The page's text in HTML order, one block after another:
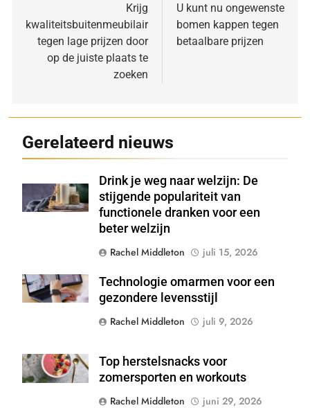
Krijg
kwaliteitsbuitenmeubilair
tegen lage prijzen door
op de juiste plaats te
zoeken
U kunt nu ongewenste
bomen kappen tegen
betaalbare prijzen
Gerelateerd nieuws
Shutterstock
Drink je weg naar welzijn: De
stijgende populariteit van
functionele dranken voor een
beter welzijn
Rachel Middleton
juli 15, 2026
Shutterstock
Technologie omarmen voor een
gezondere levensstijl
Rachel Middleton
juli 9, 2026
Shutterstock
Top herstelsnacks voor
zomersporten en workouts
Rachel Middleton
juni 29, 2026